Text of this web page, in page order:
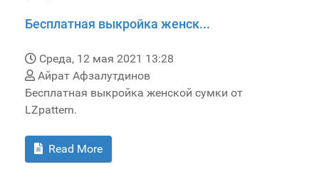
Бесплатная выкройка женск...
Среда, 12 мая 2021 13:28
Айрат Афзалутдинов
Бесплатная выкройка женской сумки от
LZpattern.
Read More